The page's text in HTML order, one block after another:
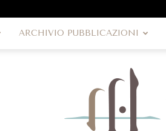
ARCHIVIO PUBBLICAZIONI